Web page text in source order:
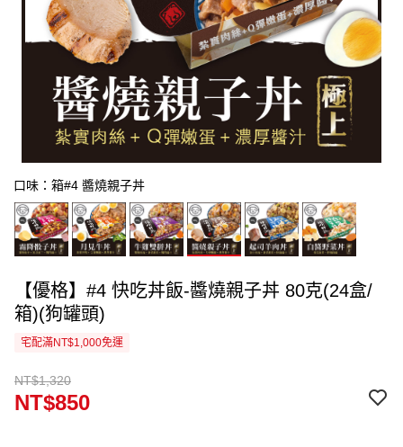
口味：箱#4 醬燒親子丼
【優格】#4 快吃丼飯-醬燒親子丼 80克(24盒/
箱)(狗罐頭)
宅配滿NT$1,000免運
NT$1,320
NT$850